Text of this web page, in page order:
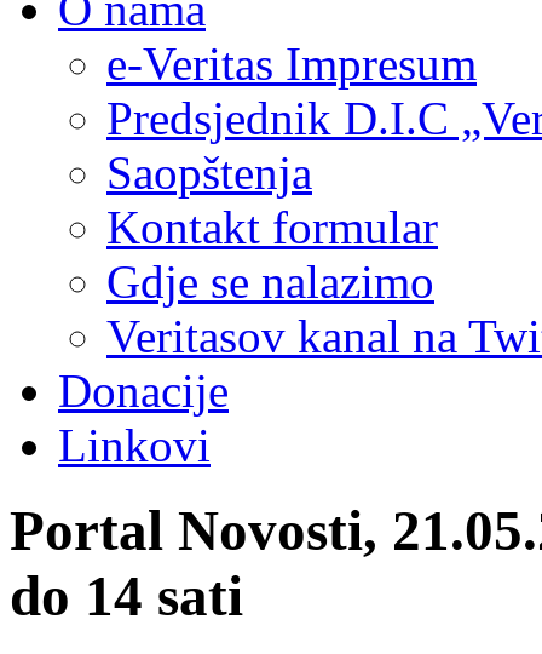
e-Veritas Impresum
Predsjednik D.I.C
Saopštenja
Kontakt formular
Gdje se nalazimo
Veritasov kanal na
Donacije
Linkovi
Portal Novosti,
do 14 sati